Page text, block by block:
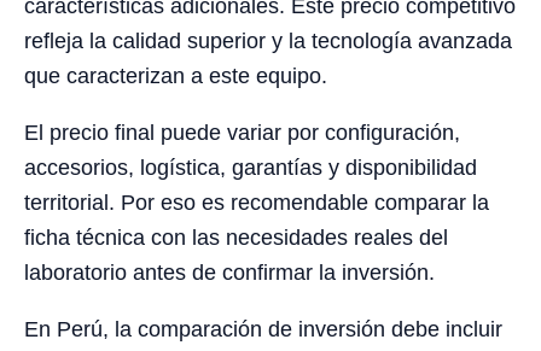
características adicionales. Este precio competitivo
refleja la calidad superior y la tecnología avanzada
que caracterizan a este equipo.
El precio final puede variar por configuración,
accesorios, logística, garantías y disponibilidad
territorial. Por eso es recomendable comparar la
ficha técnica con las necesidades reales del
laboratorio antes de confirmar la inversión.
En Perú, la comparación de inversión debe incluir